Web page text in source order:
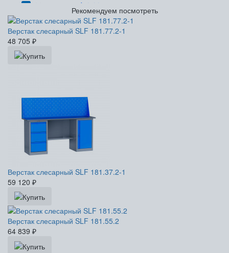
Рекомендуем посмотреть
Верстак слесарный SLF 181.77.2-1
48 705 ₽
Верстак слесарный SLF 181.37.2-1
59 120 ₽
Верстак слесарный SLF 181.55.2
64 839 ₽